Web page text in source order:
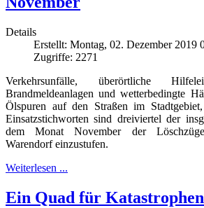
Details
Erstellt: Montag, 02. Dezember 2019
Zugriffe: 2271
Verkehrsunfälle, überörtliche
Brandmeldeanlagen und wetterbedingte
Ölspuren auf den Straßen im
Einsatzstichworten sind dreiviertel der
dem Monat November der
Warendorf einzustufen.
Weiterlesen ...
Ein Quad für